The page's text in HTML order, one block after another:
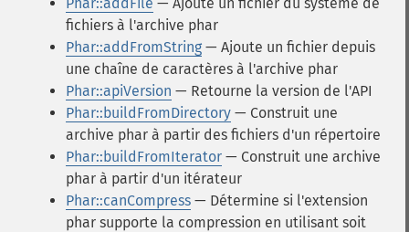
fichiers à l'archive phar
Phar::addFromString — Ajoute un fichier depuis
une chaîne de caractères à l'archive phar
Phar::apiVersion — Retourne la version de l'API
Phar::buildFromDirectory — Construit une
archive phar à partir des fichiers d'un répertoire
Phar::buildFromIterator — Construit une archive
phar à partir d'un itérateur
Phar::canCompress — Détermine si l'extension
phar supporte la compression en utilisant soit